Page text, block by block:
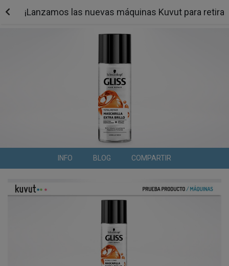
¡Lanzamos las nuevas máquinas Kuvut para
INFO BLOG COMPARTIR